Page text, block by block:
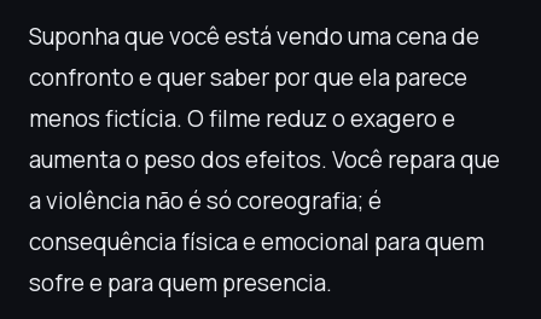
Suponha que você está vendo uma cena de
confronto e quer saber por que ela parece
menos fictícia. O filme reduz o exagero e
aumenta o peso dos efeitos. Você repara que
a violência não é só coreografia; é
consequência física e emocional para quem
sofre e para quem presencia.